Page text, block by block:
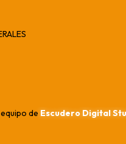
de Escudero Digital